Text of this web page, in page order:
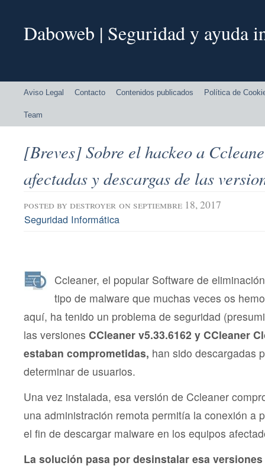
Daboweb | Seguridad y ayuda
Aviso Legal Contacto Contenidos publicados Política de
Team
[Breves] Sobre el hackeo a
afectadas y descargas de las
posted by destroyer on septiembre 18, 2017
Seguridad Informática
Ccleaner, el popular Software de
tipo de malware que muchas veces os
aquí, ha tenido un problema de seguridad
las versiones CCleaner v5.33.6162 y CCleaner
estaban comprometidas, han sido descargadas
determinar de usuarios.
Una vez instalada, esa versión de Ccleaner
una administración remota permitía la conexión a
el fin de descargar malware en los equipos
La solución pasa por desinstalar esa